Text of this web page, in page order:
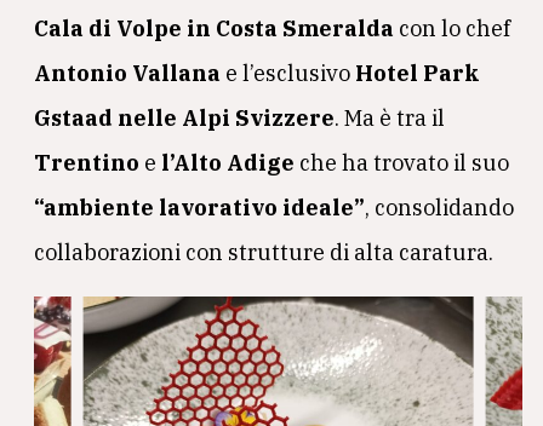
Cala di Volpe in Costa Smeralda con lo chef
Antonio Vallana e l’esclusivo Hotel Park
Gstaad nelle Alpi Svizzere. Ma è tra il
Trentino e l’Alto Adige che ha trovato il suo
“ambiente lavorativo ideale”, consolidando
collaborazioni con strutture di alta caratura.